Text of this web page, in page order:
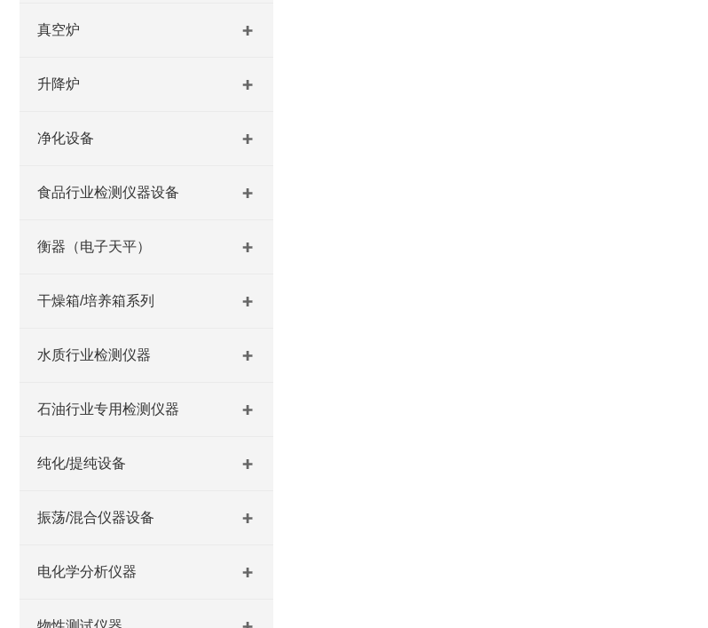
真空炉
升降炉
净化设备
食品行业检测仪器设备
衡器（电子天平）
干燥箱/培养箱系列
水质行业检测仪器
石油行业专用检测仪器
纯化/提纯设备
振荡/混合仪器设备
电化学分析仪器